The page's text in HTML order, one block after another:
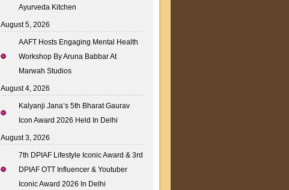
Ayurveda Kitchen
August 5, 2026
AAFT Hosts Engaging Mental Health
Workshop By Aruna Babbar At
Marwah Studios
August 4, 2026
Kalyanji Jana’s 5th Bharat Gaurav
Icon Award 2026 Held In Delhi
August 3, 2026
7th DPIAF Lifestyle Iconic Award & 3rd
DPIAF OTT Influencer & Youtuber
Iconic Award 2026 In Delhi